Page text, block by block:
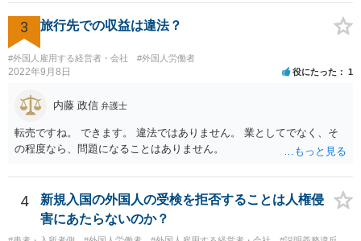
いる弁護士や行政書士に相談されるのが良いです。
3 旅行先での収益は違法？
#外国人雇用する経営者・会社 #外国人労働者
2022年9月8日 役にたった 1
内藤 政信 弁護士
転売ですね。 できます。 違法ではありません。 業としてでなく、そ
の程度なら、問題になることはありません。
4
新規入国の外国人の受検を拒否することは人権侵
害にあたらないのか？